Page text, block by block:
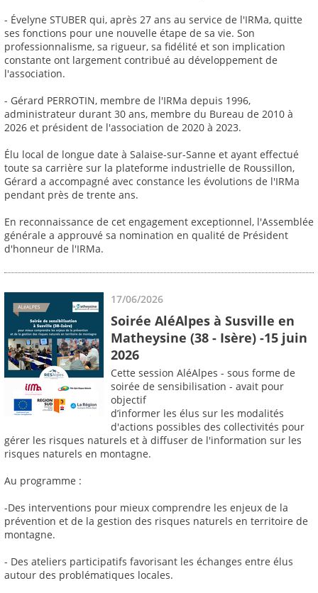
- Évelyne STUBER qui, après 27 ans au service de l'IRMa, quitte
ses fonctions pour une nouvelle étape de sa vie. Son
professionnalisme, sa rigueur, sa fidélité et son implication
constante ont largement contribué au développement de
l'association.
- Gérard PERROTIN, membre de l'IRMa depuis 1996,
administrateur durant 30 ans, membre du Bureau de 2010 à
2026 et président de l'association de 2020 à 2023.
Élu local de longue date à Salaise-sur-Sanne et ayant effectué
toute sa carrière sur la plateforme industrielle de Roussillon,
Gérard a accompagné avec constance les évolutions de l'IRMa
pendant près de trente ans.
En reconnaissance de cet engagement exceptionnel, l'Assemblée
générale a approuvé sa nomination en qualité de Président
d'honneur de l'IRMa.
17/06/2026
Soirée AléAlpes à Susville en
Matheysine (38 - Isère) -15 juin
2026
Cette session AléAlpes - sous forme de
soirée de sensibilisation - avait pour
objectif
d’informer les élus sur les modalités
d'actions possibles des collectivités pour
gérer les risques naturels et à diffuser de l'information sur les
risques naturels en montagne.
Au programme :
-Des interventions pour mieux comprendre les enjeux de la
prévention et de la gestion des risques naturels en territoire de
montagne.
- Des ateliers participatifs favorisant les échanges entre élus
autour des problématiques locales.